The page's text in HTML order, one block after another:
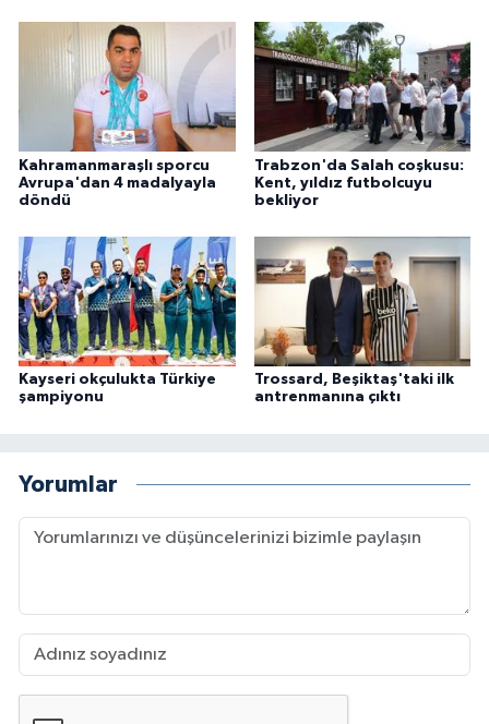
Kahramanmaraşlı sporcu
Avrupa'dan 4 madalyayla
döndü
Trabzon'da Salah coşkusu:
Kent, yıldız futbolcuyu
bekliyor
Kayseri okçulukta Türkiye
şampiyonu
Trossard, Beşiktaş'taki ilk
antrenmanına çıktı
Yorumlar